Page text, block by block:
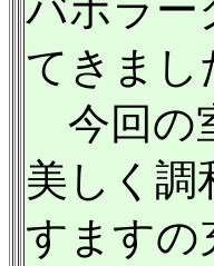
バボラー
てきまし
今回の
美しく調
すますの